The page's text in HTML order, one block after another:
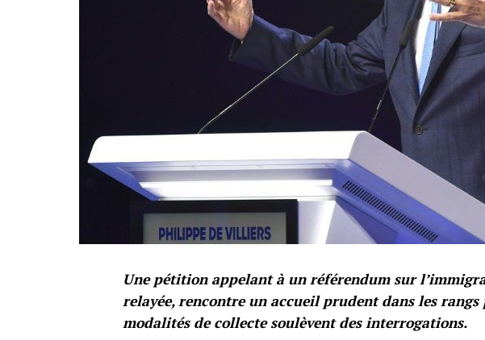
Une pétition appelant à un référendum sur
relayée, rencontre un accueil prudent dans les rangs
modalités de collecte soulèvent des interrogations.